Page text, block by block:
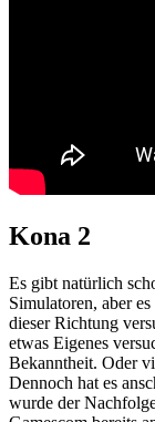
Kona 2
Es gibt natürlich
Simulatoren, aber
dieser Richtung
etwas Eigenes
Bekanntheit. Oder
Dennoch hat es
wurde der